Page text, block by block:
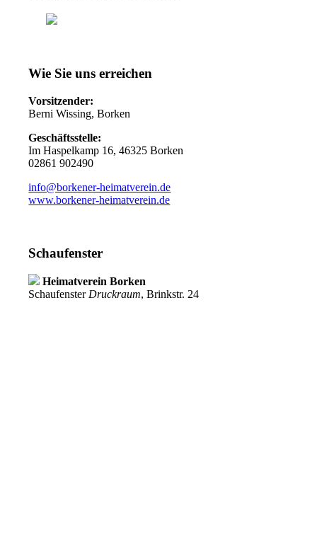
Wie Sie uns erreichen
Vorsitzender:
Berni Wissing, Borken
Geschäftsstelle:
Im Haspelkamp 16, 46325 Borken
02861 902490
info@borkener-heimatverein.de
www.borkener-heimatverein.de
Schaufenster
Heimatverein Borken
SchaufensterDruckraum, Brinkstr. 24